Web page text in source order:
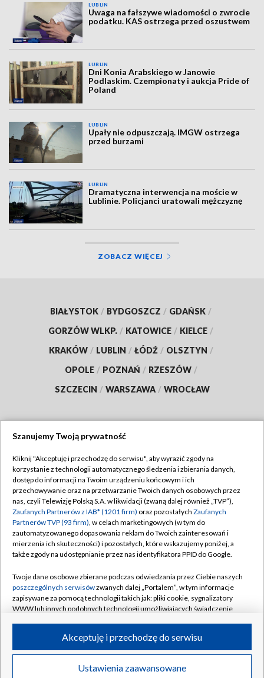
LUBLIN
Uwaga na fałszywe wiadomości o zwrocie
podatku. KAS ostrzega przed oszustwem
LUBLIN
Dni Konia Arabskiego w Janowie
Podlaskim. Czempionaty i aukcja Pride of
Poland
LUBLIN
Upały nie odpuszczają. IMGW ostrzega
przed burzami
LUBLIN
Dramatyczna interwencja na moście w
Lublinie. Policjanci uratowali mężczyznę
ZOBACZ WIĘCEJ
BIAŁYSTOK / BYDGOSZCZ / GDAŃSK /
GORZÓW WLKP. / KATOWICE / KIELCE /
KRAKÓW / LUBLIN / ŁÓDŹ / OLSZTYN /
OPOLE / POZNAŃ / RZESZÓW /
SZCZECIN / WARSZAWA / WROCŁAW
TVP
Abonament TVP
Emisja w TVP
Centrum informacji TVP
Naziemna Telewizja Cyfrowa
Rada Programowa
System NOS
Informacje o nadawcy
Program dla prasy
Regulamin TVP
Polityka prywatności
Moje zgody
Pomoc
Kontakt
Kanały
©2026 Telewizja Polska S.A. w likwidacji
Szanujemy Twoją prywatność
Kliknij "Akceptuję i przechodzę do serwisu", aby wyrazić zgody na
korzystanie z technologii automatycznego śledzenia i zbierania danych,
dostęp do informacji na Twoim urządzeniu końcowym i ich
przechowywanie oraz na przetwarzanie Twoich danych osobowych przez
nas, czyli Telewizję Polską S.A. w likwidacji (zwaną dalej również „TVP”),
Zaufanych Partnerów z IAB* (1201 firm) oraz pozostałych Zaufanych
Partnerów TVP (93 firm), w celach marketingowych (w tym do
zautomatyzowanego dopasowania reklam do Twoich zainteresowań i
mierzenia ich skuteczności) i pozostałych, które wskazujemy poniżej, a
także zgody na udostępnianie przez nas identyfikatora PPID do Google.
Twoje dane osobowe zbierane podczas odwiedzania przez Ciebie naszych
poszczególnych serwisówzwanych dalej „Portalem”, w tym informacje
zapisywane za pomocą technologii takich jak: pliki cookie, sygnalizatory
WWW lub innych podobnych technologii umożliwiających świadczenie
ruchu w Internecie.
Twoje dane osobowe zbierane podczas odwiedzania przez Ciebie
poszczególnych serwisówna Portalu, takie jak adresy IP, identyfikatory
Ustawienia zaawansowane
Akceptuję i przechodzę do serwisu